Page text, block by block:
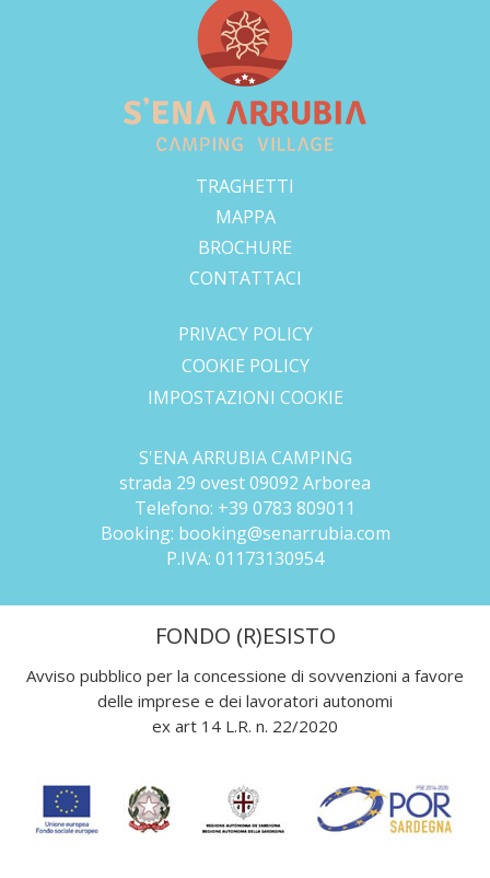
TRAGHETTI
MAPPA
BROCHURE
CONTATTACI
PRIVACY POLICY
COOKIE POLICY
IMPOSTAZIONI COOKIE
S'ENA ARRUBIA CAMPING
strada 29 ovest 09092 Arborea
Telefono: +39 0783 809011
Booking: booking@senarrubia.com
P.IVA: 01173130954
FONDO (R)ESISTO
Avviso pubblico per la concessione di sovvenzioni a favore
delle imprese e dei lavoratori autonomi
ex art 14 L.R. n. 22/2020